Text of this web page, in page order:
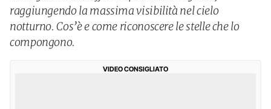
raggiungendo la massima visibilità nel cielo
notturno. Cos’è e come riconoscere le stelle che lo
compongono.
VIDEO CONSIGLIATO